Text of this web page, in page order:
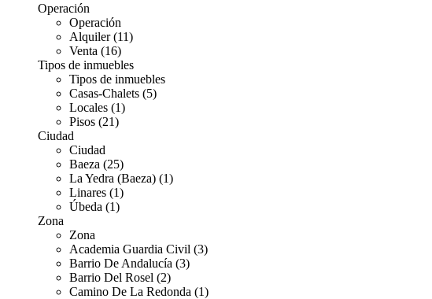
Operación
Operación
Alquiler (11)
Venta (16)
Tipos de inmuebles
Tipos de inmuebles
Casas-Chalets (5)
Locales (1)
Pisos (21)
Ciudad
Ciudad
Baeza (25)
La Yedra (Baeza) (1)
Linares (1)
Úbeda (1)
Zona
Zona
Academia Guardia Civil (3)
Barrio De Andalucía (3)
Barrio Del Rosel (2)
Camino De La Redonda (1)